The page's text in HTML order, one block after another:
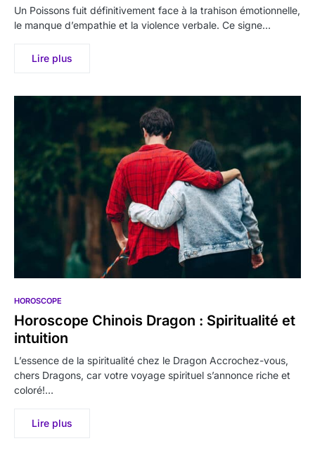
Un Poissons fuit définitivement face à la trahison émotionnelle,
le manque d’empathie et la violence verbale. Ce signe…
Lire plus
HOROSCOPE
Horoscope Chinois Dragon : Spiritualité et
intuition
L’essence de la spiritualité chez le Dragon Accrochez-vous,
chers Dragons, car votre voyage spirituel s’annonce riche et
coloré!…
Lire plus